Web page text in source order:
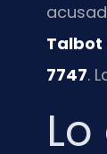
Talbot
7747.